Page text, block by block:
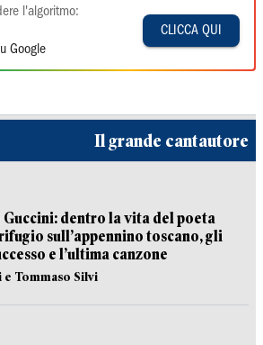
l'algoritmo:
Google
CLICCA QUI
Il grande cantautore
Guccini: dentro la vita del poeta
sull’appennino toscano, gli
e l’ultima canzone
Tommaso Silvi